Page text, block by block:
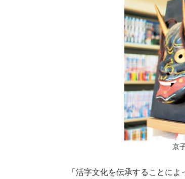
京
「活字文化を伝承することに